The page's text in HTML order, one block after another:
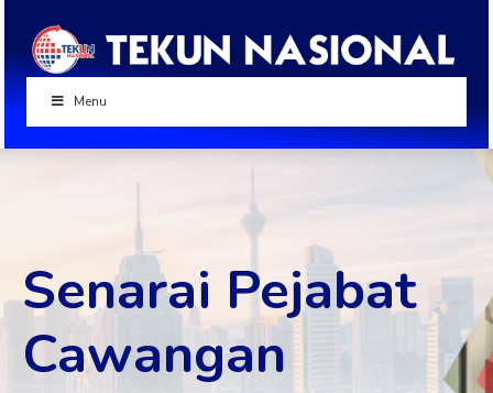
Menu
Senarai Pejabat
Cawangan